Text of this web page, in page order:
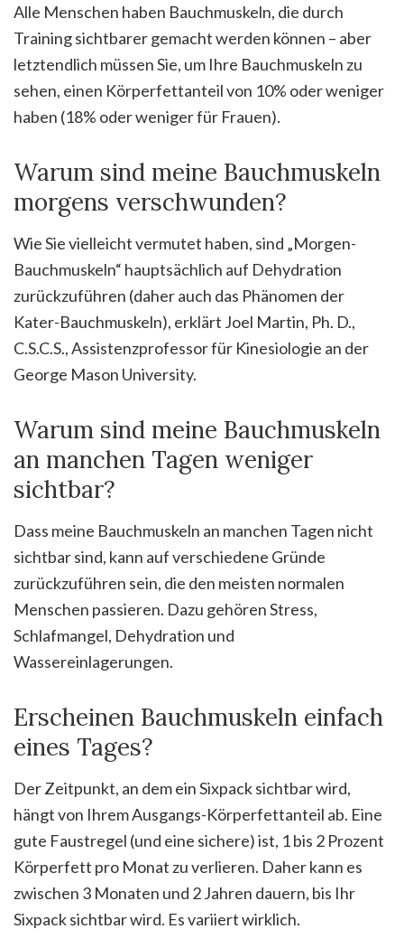
Alle Menschen haben Bauchmuskeln, die durch
Training sichtbarer gemacht werden können – aber
letztendlich müssen Sie, um Ihre Bauchmuskeln zu
sehen, einen Körperfettanteil von 10% oder weniger
haben (18% oder weniger für Frauen).
Warum sind meine Bauchmuskeln
morgens verschwunden?
Wie Sie vielleicht vermutet haben, sind „Morgen-
Bauchmuskeln“ hauptsächlich auf Dehydration
zurückzuführen (daher auch das Phänomen der
Kater-Bauchmuskeln), erklärt Joel Martin, Ph. D.,
C.S.C.S., Assistenzprofessor für Kinesiologie an der
George Mason University.
Warum sind meine Bauchmuskeln
an manchen Tagen weniger
sichtbar?
Dass meine Bauchmuskeln an manchen Tagen nicht
sichtbar sind, kann auf verschiedene Gründe
zurückzuführen sein, die den meisten normalen
Menschen passieren. Dazu gehören Stress,
Schlafmangel, Dehydration und
Wassereinlagerungen.
Erscheinen Bauchmuskeln einfach
eines Tages?
Der Zeitpunkt, an dem ein Sixpack sichtbar wird,
hängt von Ihrem Ausgangs-Körperfettanteil ab. Eine
gute Faustregel (und eine sichere) ist, 1 bis 2 Prozent
Körperfett pro Monat zu verlieren. Daher kann es
zwischen 3 Monaten und 2 Jahren dauern, bis Ihr
Sixpack sichtbar wird. Es variiert wirklich.